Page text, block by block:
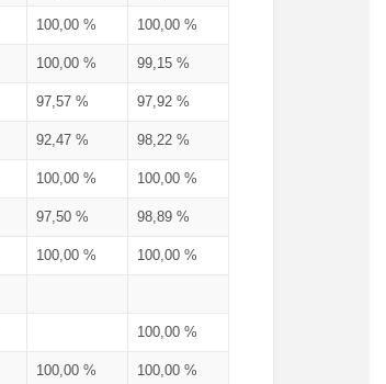
100,00 % 100,00 %
100,00 % 99,15 %
97,57 % 97,92 %
92,47 % 98,22 %
100,00 % 100,00 %
97,50 % 98,89 %
100,00 % 100,00 %
100,00 %
100,00 % 100,00 %